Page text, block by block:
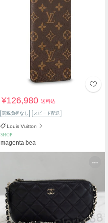
¥126,980送料込
関税負担なし スピード配送
Louis Vuitton
SHOP
magenta bea